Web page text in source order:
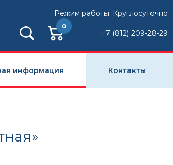
Режим работы: Круглосуточно
0
+7 (812) 209-28-29
информация Контакты